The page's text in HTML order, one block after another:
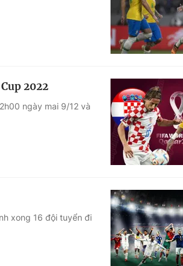
Góc ảnh
sinh
trực tuyến
Công nghệ
Hitech
Sản phẩm
Thị trường
Tư vấn
2022
ngày mai 9/12 và
xong 16 đội tuyển đi